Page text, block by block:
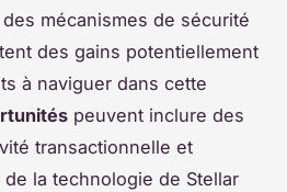
mécanismes de sécurité
des gains potentiellement
à naviguer dans cette
peuvent inclure des
transactionnelle et
de la technologie de Stellar